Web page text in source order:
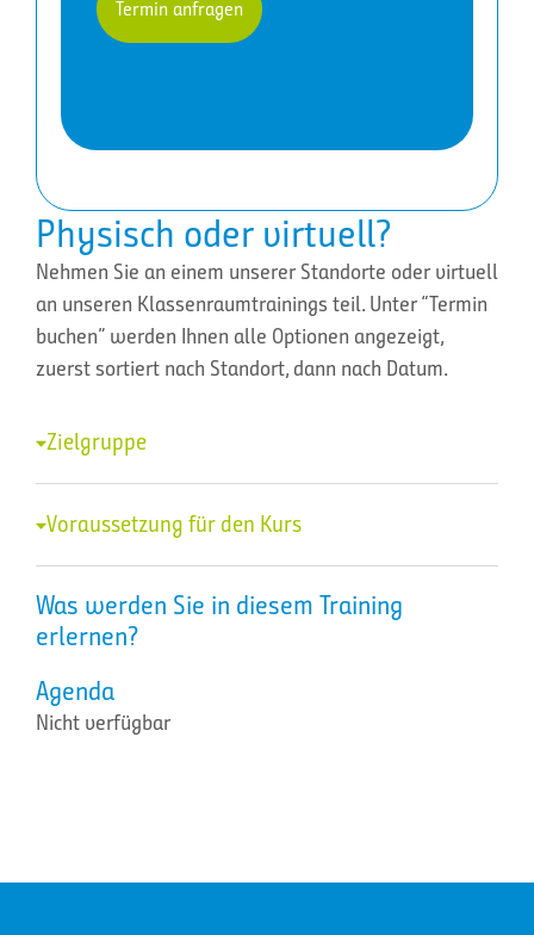
Physisch oder virtuell?
Nehmen Sie an einem unserer Standorte oder virtuell
an unseren Klassenraumtrainings teil. Unter “Termin
buchen” werden Ihnen alle Optionen angezeigt,
zuerst sortiert nach Standort, dann nach Datum.
Zielgruppe
Voraussetzung für den Kurs
Was werden Sie in diesem Training
erlernen?
Agenda
Nicht verfügbar
Termin anfragen